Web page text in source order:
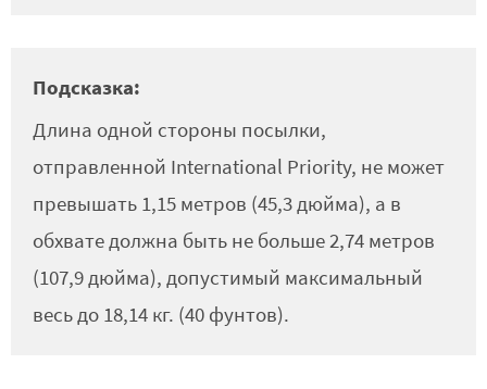
Подсказка:
Длина одной стороны посылки,
отправленной International Priority, не может
превышать 1,15 метров (45,3 дюйма), а в
обхвате должна быть не больше 2,74 метров
(107,9 дюйма), допустимый максимальный
весь до 18,14 кг. (40 фунтов).